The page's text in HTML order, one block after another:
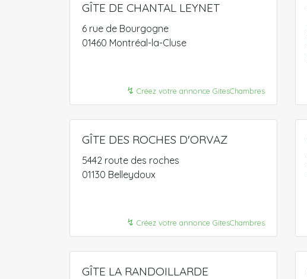
GÎTE DE CHANTAL LEYNET
6 rue de Bourgogne
01460 Montréal-la-Cluse
↯ Créez votre annonce GitesChambres
GÎTE DES ROCHES D'ORVAZ
5442 route des roches
01130 Belleydoux
↯ Créez votre annonce GitesChambres
GÎTE LA RANDOILLARDE